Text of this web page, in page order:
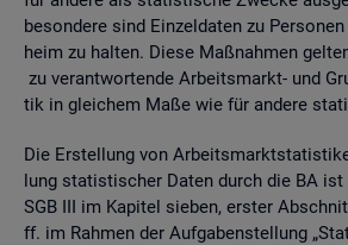
be­son­de­re sind Ein­zel­da­ten zu
heim zu hal­ten. Diese Maß­nah­men
zu ver­ant­wor­ten­de Ar­beits­markt- und
tik in glei­chem Maße wie für an­de­re
Die Er­stel­lung von
lung sta­tis­ti­scher Daten durch die BA
SGB III im Ka­pi­tel sie­ben, ers­ter
ff. im Rah­men der Auf­ga­ben­stel­lung